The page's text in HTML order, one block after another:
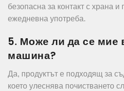
безопасна за контакт с храна
ежедневна употреба.
5. Може ли да се мие
машина?
Да, продуктът е подходящ за
което улеснява почистването